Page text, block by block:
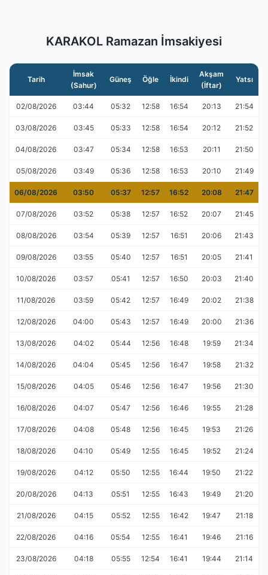
KARAKOL Ramazan İmsakiyesi
Tarih
İmsak
(Sahur)
Güneş Öğle İkindi
Akşam
(İftar)
Yatsı
02/08/2026 03:44 05:32 12:58 16:54 20:13 21:54
03/08/2026 03:45 05:33 12:58 16:54 20:12 21:52
04/08/2026 03:47 05:34 12:58 16:53 20:11 21:50
05/08/2026 03:49 05:36 12:58 16:53 20:10 21:49
06/08/2026 03:50 05:37 12:57 16:52 20:08 21:47
07/08/2026 03:52 05:38 12:57 16:52 20:07 21:45
08/08/2026 03:54 05:39 12:57 16:51 20:06 21:43
09/08/2026 03:55 05:40 12:57 16:51 20:05 21:41
10/08/2026 03:57 05:41 12:57 16:50 20:03 21:40
11/08/2026 03:59 05:42 12:57 16:49 20:02 21:38
12/08/2026 04:00 05:43 12:57 16:49 20:00 21:36
13/08/2026 04:02 05:44 12:56 16:48 19:59 21:34
14/08/2026 04:04 05:45 12:56 16:47 19:58 21:32
15/08/2026 04:05 05:46 12:56 16:47 19:56 21:30
16/08/2026 04:07 05:47 12:56 16:46 19:55 21:28
17/08/2026 04:08 05:48 12:56 16:45 19:53 21:26
18/08/2026 04:10 05:49 12:55 16:45 19:52 21:24
19/08/2026 04:12 05:50 12:55 16:44 19:50 21:22
20/08/2026 04:13 05:51 12:55 16:43 19:49 21:20
21/08/2026 04:15 05:52 12:55 16:42 19:47 21:18
22/08/2026 04:16 05:54 12:55 16:41 19:46 21:16
23/08/2026 04:18 05:55 12:54 16:41 19:44 21:14